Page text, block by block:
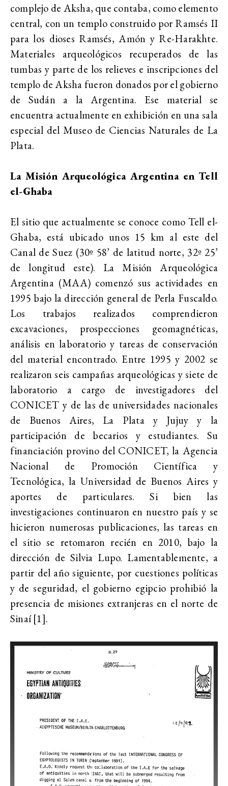
complejo de Aksha, que contaba, como elemento
central, con un templo construido por Ramsés II
para los dioses Ramsés, Amón y Re-Harakhte.
Materiales arqueológicos recuperados de las
tumbas y parte de los relieves e inscripciones del
templo de Aksha fueron donados por el gobierno
de Sudán a la Argentina. Ese material se
encuentra actualmente en exhibición en una sala
especial del Museo de Ciencias Naturales de La
Plata.
La Misión Arqueológica Argentina en Tell
el-Ghaba
El sitio que actualmente se conoce como Tell el-
Ghaba, está ubicado unos 15 km al este del
Canal de Suez (30º 58’ de latitud norte, 32º 25’
de longitud este). La Misión Arqueológica
Argentina (MAA) comenzó sus actividades en
1995 bajo la dirección general de Perla Fuscaldo.
Los trabajos realizados comprendieron
excavaciones, prospecciones geomagnéticas,
análisis en laboratorio y tareas de conservación
del material encontrado. Entre 1995 y 2002 se
realizaron seis campañas arqueológicas y siete de
laboratorio a cargo de investigadores del
CONICET y de las de universidades nacionales
de Buenos Aires, La Plata y Jujuy y la
participación de becarios y estudiantes. Su
financiación provino del CONICET, la Agencia
Nacional de Promoción Científica y
Tecnológica, la Universidad de Buenos Aires y
aportes de particulares. Si bien las
investigaciones continuaron en nuestro país y se
hicieron numerosas publicaciones, las tareas en
el sitio se retomaron recién en 2010, bajo la
dirección de Silvia Lupo. Lamentablemente, a
partir del año siguiente, por cuestiones políticas
y de seguridad, el gobierno egipcio prohibió la
presencia de misiones extranjeras en el norte de
Sinaí [1].